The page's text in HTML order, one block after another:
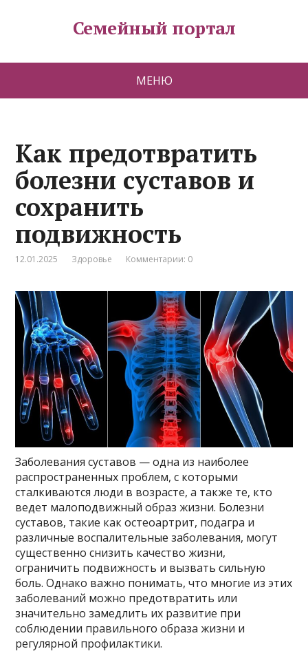
Семейный портал
МЕНЮ
Как предотвратить
болезни суставов и
сохранить
подвижность
12.01.2025 Здоровье Комментарии: 0
Заболевания суставов — одна из наиболее
распространенных проблем, с которыми
сталкиваются люди в возрасте, а также те, кто
ведет малоподвижный образ жизни. Болезни
суставов, такие как остеоартрит, подагра и
различные воспалительные заболевания, могут
существенно снизить качество жизни,
ограничить подвижность и вызвать сильную
боль. Однако важно понимать, что многие из этих
заболеваний можно предотвратить или
значительно замедлить их развитие при
соблюдении правильного образа жизни и
регулярной профилактики.